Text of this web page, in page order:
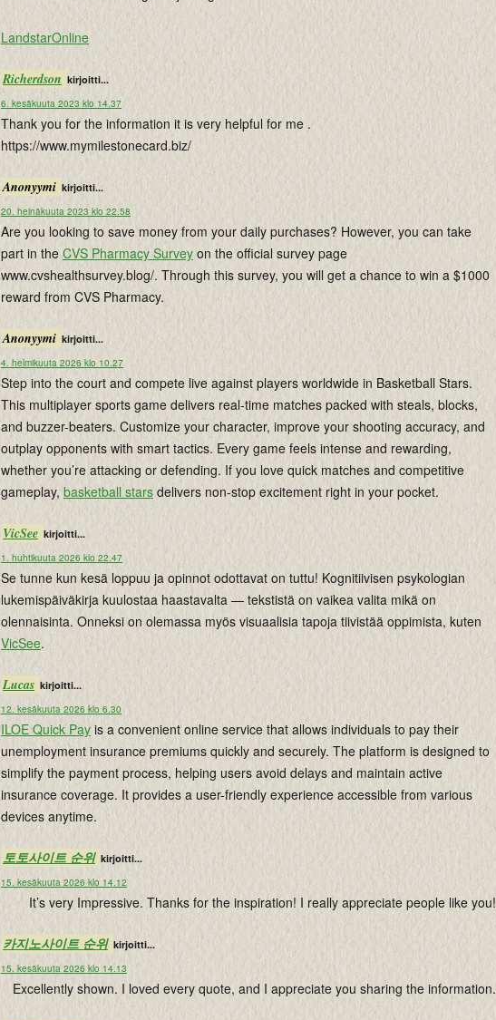
LandstarOnline
Richerdson kirjoitti...
6. kesäkuuta 2023 klo 14.37
Thank you for the information it is very helpful for me .
https://www.mymilestonecard.biz/
Anonyymi kirjoitti...
20. heinäkuuta 2023 klo 22.58
Are you looking to save money from your daily purchases? However, you can take
part in theCVS Pharmacy Survey on the official survey page
www.cvshealthsurvey.blog/. Through this survey, you will get a chance to win a $1000
reward from CVS Pharmacy.
Anonyymi kirjoitti...
4. helmikuuta 2026 klo 10.27
Step into the court and compete live against players worldwide in Basketball Stars.
This multiplayer sports game delivers real-time matches packed with steals, blocks,
and buzzer-beaters. Customize your character, improve your shooting accuracy, and
outplay opponents with smart tactics. Every game feels intense and rewarding,
whether you’re attacking or defending. If you love quick matches and competitive
gameplay, basketball stars delivers non-stop excitement right in your pocket.
VicSee kirjoitti...
1. huhtikuuta 2026 klo 22.47
Se tunne kun kesä loppuu ja opinnot odottavat on tuttu! Kognitiivisen psykologian
lukemispäiväkirja kuulostaa haastavalta — tekstistä on vaikea valita mikä on
olennaisinta. Onneksi on olemassa myös visuaalisia tapoja tiivistää oppimista, kuten
VicSee.
Lucas kirjoitti...
12. kesäkuuta 2026 klo 6.30
ILOE Quick Pay is a convenient online service that allows individuals to pay their
unemployment insurance premiums quickly and securely. The platform is designed to
simplify the payment process, helping users avoid delays and maintain active
insurance coverage. It provides a user-friendly experience accessible from various
devices anytime.
토토사이트 순위 kirjoitti...
15. kesäkuuta 2026 klo 14.12
It’s very Impressive. Thanks for the inspiration! I really appreciate people like you!
카지노사이트 순위 kirjoitti...
15. kesäkuuta 2026 klo 14.13
Excellently shown. I loved every quote, and I appreciate you sharing the information.